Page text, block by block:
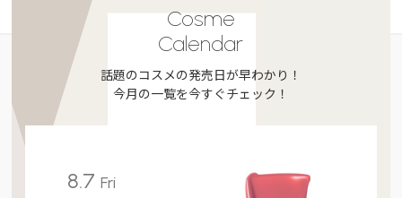
Cosme
Calendar
話題のコスメの発売日が早わかり！
今月の一覧を今すぐチェック！
8.7Fri